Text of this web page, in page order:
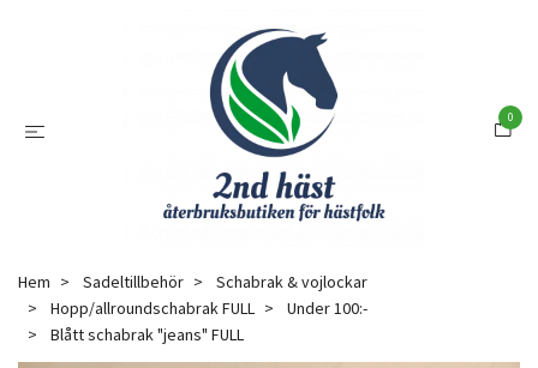
0
Hem Sadeltillbehör
Schabrak & vojlockar
Hopp/allroundschabrak FULL
Under 100:-
Blått schabrak "jeans" FULL